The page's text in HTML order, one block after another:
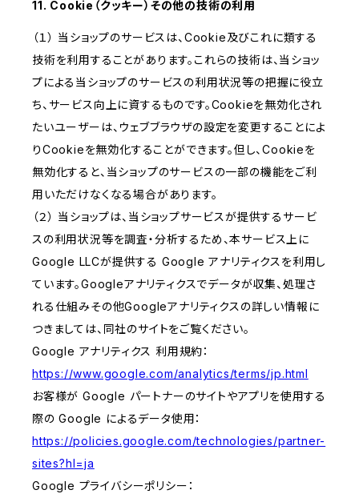
11. Cookie（クッキー）その他の技術の利用
（１） 当ショップのサービスは、Cookie及びこれに類する
技術を利用することがあります。これらの技術は、当ショッ
プによる当ショップのサービスの利用状況等の把握に役立
ち、サービス向上に資するものです。Cookieを無効化され
たいユーザーは、ウェブブラウザの設定を変更することによ
りCookieを無効化することができます。但し、Cookieを
無効化すると、当ショップのサービスの一部の機能をご利
用いただけなくなる場合があります。
（２） 当ショップは、当ショップサービスが提供するサービ
スの利用状況等を調査・分析するため、本サービス上に
Google LLCが提供する Google アナリティクスを利用し
ています。Googleアナリティクスでデータが収集、処理さ
れる仕組みその他Googleアナリティクスの詳しい情報に
つきましては、同社のサイトをご覧ください。
Google アナリティクス 利用規約：
https://www.google.com/analytics/terms/jp.html
お客様が Google パートナーのサイトやアプリを使用する
際の Google によるデータ使用：
https://policies.google.com/technologies/partner-
sites?hl=ja
Google プライバシーポリシー：